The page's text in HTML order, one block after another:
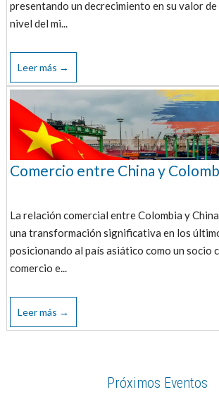
presentando un decrecimiento en su valor
nivel del mi...
Leer más →
Comercio entre China y
La relación comercial entre Colombia y
una transformación significativa en los
posicionando al país asiático como un socio
comercio e...
Leer más →
Próximos Eventos